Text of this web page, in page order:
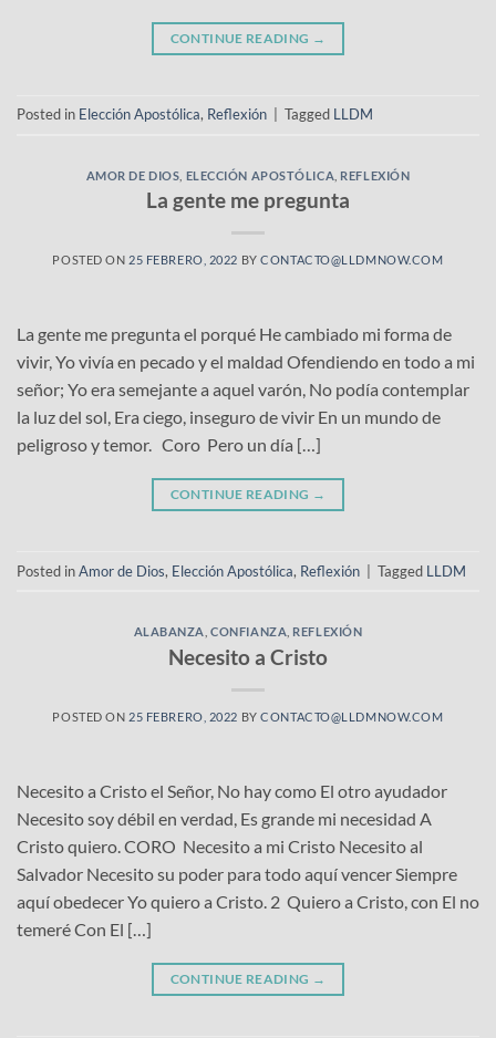
CONTINUE READING →
Posted in Elección Apostólica, Reflexión Tagged LLDM
AMOR DE DIOS ELECCIÓN APOSTÓLICA REFLEXIÓN
La gente me pregunta
POSTED ON 25 FEBRERO, 2022 BYCONTACTO@LLDMNOW.COM
La gente me pregunta el porqué He cambiado mi forma de
vivir, Yo vivía en pecado y el maldad Ofendiendo en todo a mi
señor; Yo era semejante a aquel varón, No podía contemplar
la luz del sol, Era ciego, inseguro de vivir En un mundo de
peligroso y temor. Coro Pero un día […]
CONTINUE READING →
Posted inAmor de Dios, Elección Apostólica, Reflexión Tagged LLDM
ALABANZA ,CONFIANZA REFLEXIÓN
Necesito a Cristo
POSTED ON 25 FEBRERO, 2022 BYCONTACTO@LLDMNOW.COM
Necesito a Cristo el Señor, No hay como El otro ayudador
Necesito soy débil en verdad, Es grande mi necesidad A
Cristo quiero. CORO Necesito a mi Cristo Necesito al
Salvador Necesito su poder para todo aquí vencer Siempre
aquí obedecer Yo quiero a Cristo. 2 Quiero a Cristo, con El no
temeré Con El […]
CONTINUE READING →